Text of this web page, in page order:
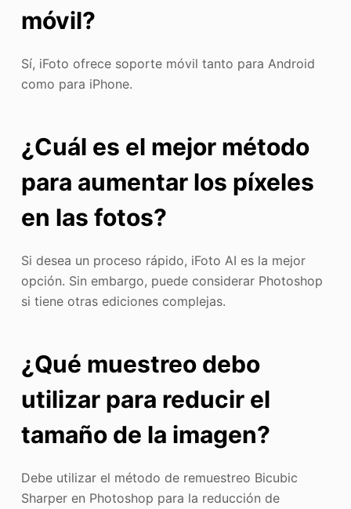
móvil?
Sí, iFoto ofrece soporte móvil tanto para Android
como para iPhone.
¿Cuál es el mejor método
para aumentar los píxeles
en las fotos?
Si desea un proceso rápido, iFoto AI es la mejor
opción. Sin embargo, puede considerar Photoshop
si tiene otras ediciones complejas.
¿Qué muestreo debo
utilizar para reducir el
tamaño de la imagen?
Debe utilizar el método de remuestreo Bicubic
Sharper en Photoshop para la reducción de